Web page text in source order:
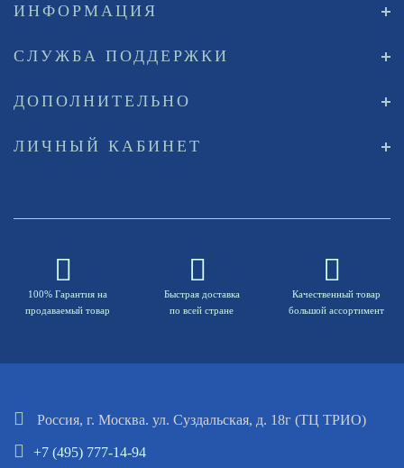
ИНФОРМАЦИЯ
СЛУЖБА ПОДДЕРЖКИ
ДОПОЛНИТЕЛЬНО
ЛИЧНЫЙ КАБИНЕТ
100% Гарантия на
продаваемый товар
Быстрая доставка
по всей стране
Качественный товар
большой ассортимент
Россия, г. Москва. ул. Суздальская, д. 18г (ТЦ ТРИО)
+7 (495) 777-14-94